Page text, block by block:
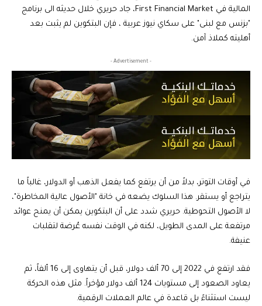
المالية في First Financial Market، جاد حريري خلال حديثه الى برنامج
"بزنس مع لبنى" على سكاي نيوز عربية ، فإن البتكوين لم يثبت بعد
أهليته كملاذ آمن.
- Advertisement -
في أوقات التوتر، بدلاً من أن يرتفع كما يفعل الذهب أو الدولار، غالباً ما
يتراجع أو يستقر. هذا السلوك يضعه في خانة "الأصول عالية المخاطرة"،
لا الأصول التحوطية. حريري شدد على أن البتكوين يمكن أن يمنح عوائد
مرتفعة على المدى الطويل، لكنه في الوقت نفسه عُرضة لتقلبات
عنيفة.
فقد ارتفع في 2022 إلى 70 ألف دولار، قبل أن يتهاوى إلى 16 ألفاً، ثم
يعاود الصعود إلى مستويات 124 ألف دولار مؤخراً. مثل هذه الحركة
ليست استثناءً بل قاعدة في عالم العملات الرقمية.